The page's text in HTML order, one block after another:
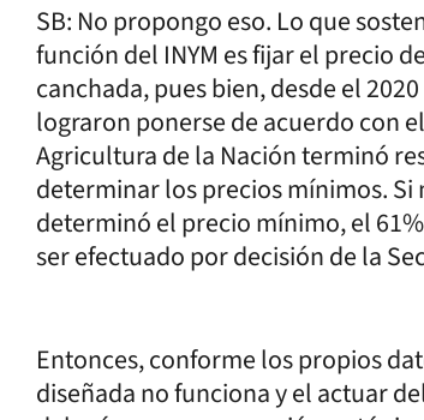
SB: No propongo eso. Lo que
función del INYM es fijar el precio
canchada, pues bien, desde el
lograron ponerse de acuerdo con
Agricultura de la Nación terminó
determinar los precios mínimos. Si
determinó el precio mínimo, el
ser efectuado por decisión de la
Entonces, conforme los propios
diseñada no funciona y el actuar